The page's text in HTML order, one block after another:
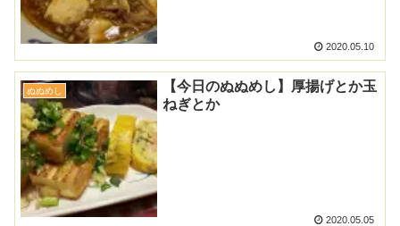
2020.05.10
ぬぬめし
【今日のぬぬめし】厚揚げとか玉
ねぎとか
2020.05.05